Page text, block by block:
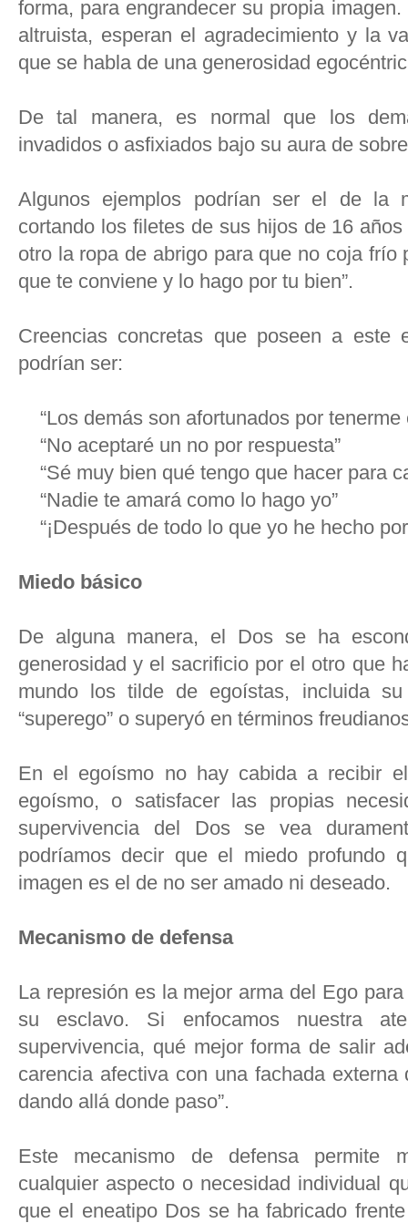
forma, para engrandecer su propia
altruista, esperan el agradecimiento y la
que se habla de una generosidad
De tal manera, es normal que los
invadidos o asfixiados bajo su aura de
Algunos ejemplos podrían ser el de la
cortando los filetes de sus hijos de 16
otro la ropa de abrigo para que no coja frío
que te conviene y lo hago por tu bien”.
Creencias concretas que poseen a este
podrían ser:
“Los demás son afortunados por tenerme
“No aceptaré un no por respuesta”
“Sé muy bien qué tengo que hacer para
“Nadie te amará como lo hago yo”
“¡Después de todo lo que yo he hecho por
Miedo básico
De alguna manera, el Dos se ha
generosidad y el sacrificio por el otro que
mundo los tilde de egoístas, incluida
“superego” o superyó en términos
En el egoísmo no hay cabida a recibir
egoísmo, o satisfacer las propias
supervivencia del Dos se vea
podríamos decir que el miedo profundo
imagen es el de no ser amado ni deseado.
Mecanismo de defensa
La represión es la mejor arma del Ego
su esclavo. Si enfocamos nuestra
supervivencia, qué mejor forma de salir
carencia afectiva con una fachada
dando allá donde paso”.
Este mecanismo de defensa permite
cualquier aspecto o necesidad individual
que el eneatipo Dos se ha fabricado